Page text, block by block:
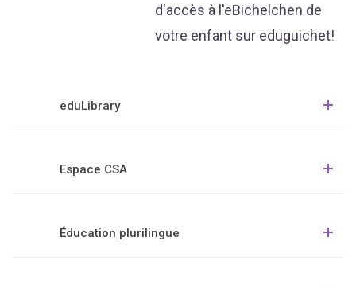
d'accès à l'eBichelchen de
votre enfant sur eduguichet!
eduLibrary
Espace CSA
Éducation plurilingue